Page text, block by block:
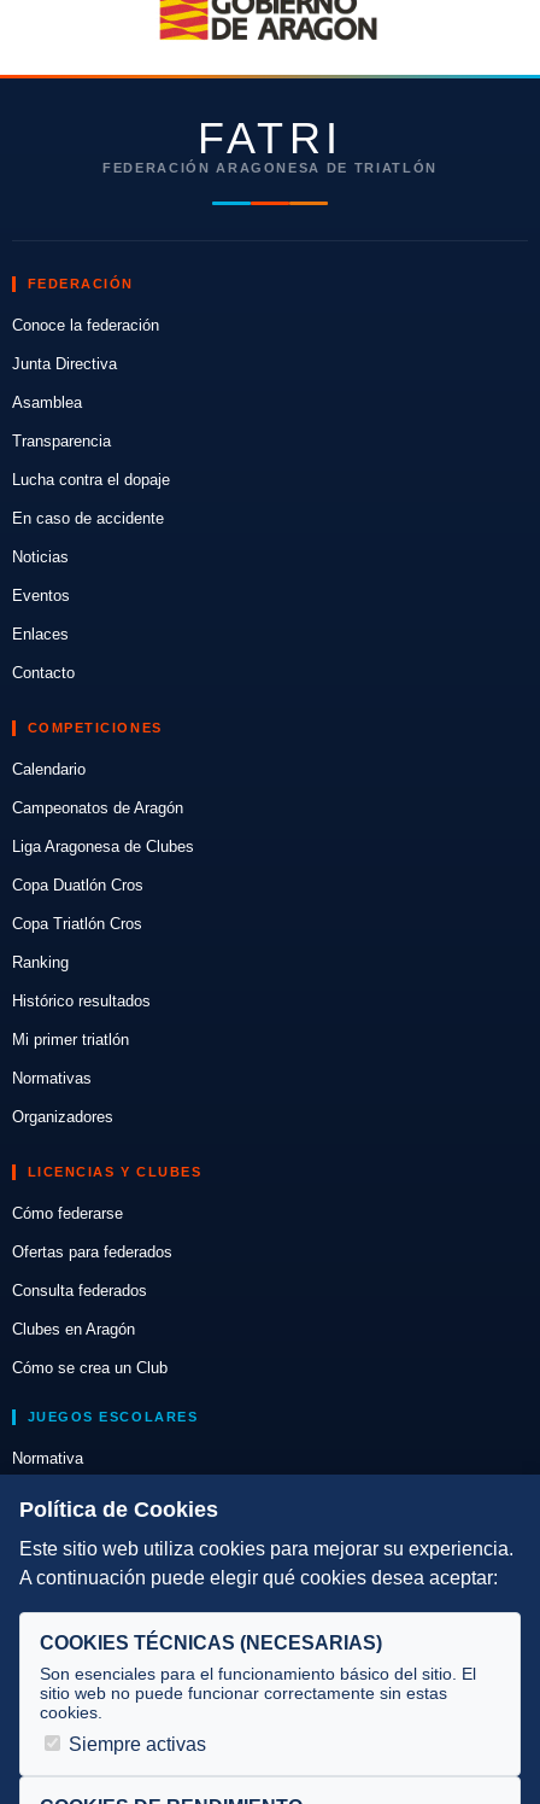
FATRI
FEDERACIÓN ARAGONESA DE TRIATLÓN
FEDERACIÓN
Conoce la federación
Junta Directiva
Asamblea
Transparencia
Lucha contra el dopaje
En caso de accidente
Noticias
Eventos
Enlaces
Contacto
COMPETICIONES
Calendario
Campeonatos de Aragón
Liga Aragonesa de Clubes
Copa Duatlón Cros
Copa Triatlón Cros
Ranking
Histórico resultados
Mi primer triatlón
Normativas
Organizadores
LICENCIAS Y CLUBES
Cómo federarse
Ofertas para federados
Consulta federados
Clubes en Aragón
Cómo se crea un Club
JUEGOS ESCOLARES
Normativa
Escuelas de Triatlón
DIRECCIÓN TÉCNICA
Selecciones
Tecnificación
JUECES Y OFICIALES
Política de Cookies
Este sitio web utiliza cookies para mejorar su experiencia.
A continuación puede elegir qué cookies desea aceptar:
COOKIES TÉCNICAS (NECESARIAS)
Son esenciales para el funcionamiento básico del sitio. El
sitio web no puede funcionar correctamente sin estas
cookies.
Siempre activas